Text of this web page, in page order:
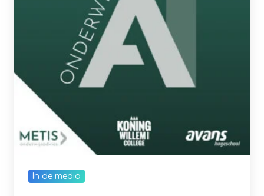
In de media
Podcast: worden we dommer van
AI?